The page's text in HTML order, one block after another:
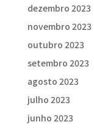
dezembro 2023
novembro 2023
outubro 2023
setembro 2023
agosto 2023
julho 2023
junho 2023